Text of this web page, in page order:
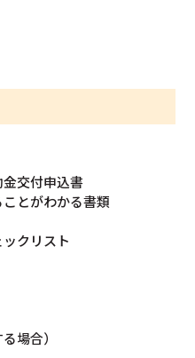
金交付申込書
とがわかる書類
クリスト
場合）